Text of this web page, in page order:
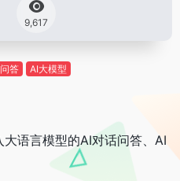
9,617
答 AI大模型
语言模型的AI对话问答、AI